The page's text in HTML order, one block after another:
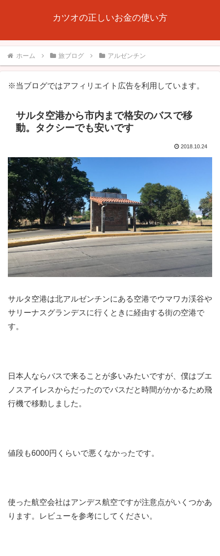
カツオの正しいお金の使い方
ホーム 旅ブログ アルゼンチン
※当ブログではアフィリエイト広告を利用しています。
サルタ空港から市内まで格安のバスで移
動。タクシーでも安いです
2018.10.24
サルタ空港は北アルゼンチンにある空港でウマワカ渓谷や
サリーナスグランデスに行くときに経由する街の空港で
す。
日本人ならバスで来ることが多いみたいですが、僕はブエ
ノスアイレスからだったのでバスだと時間がかかるため飛
行機で移動しました。
値段も6000円くらいで悪くなかったです。
使った航空会社はアンデス航空ですが注意点がいくつかあ
ります。レビューを参考にしてください。